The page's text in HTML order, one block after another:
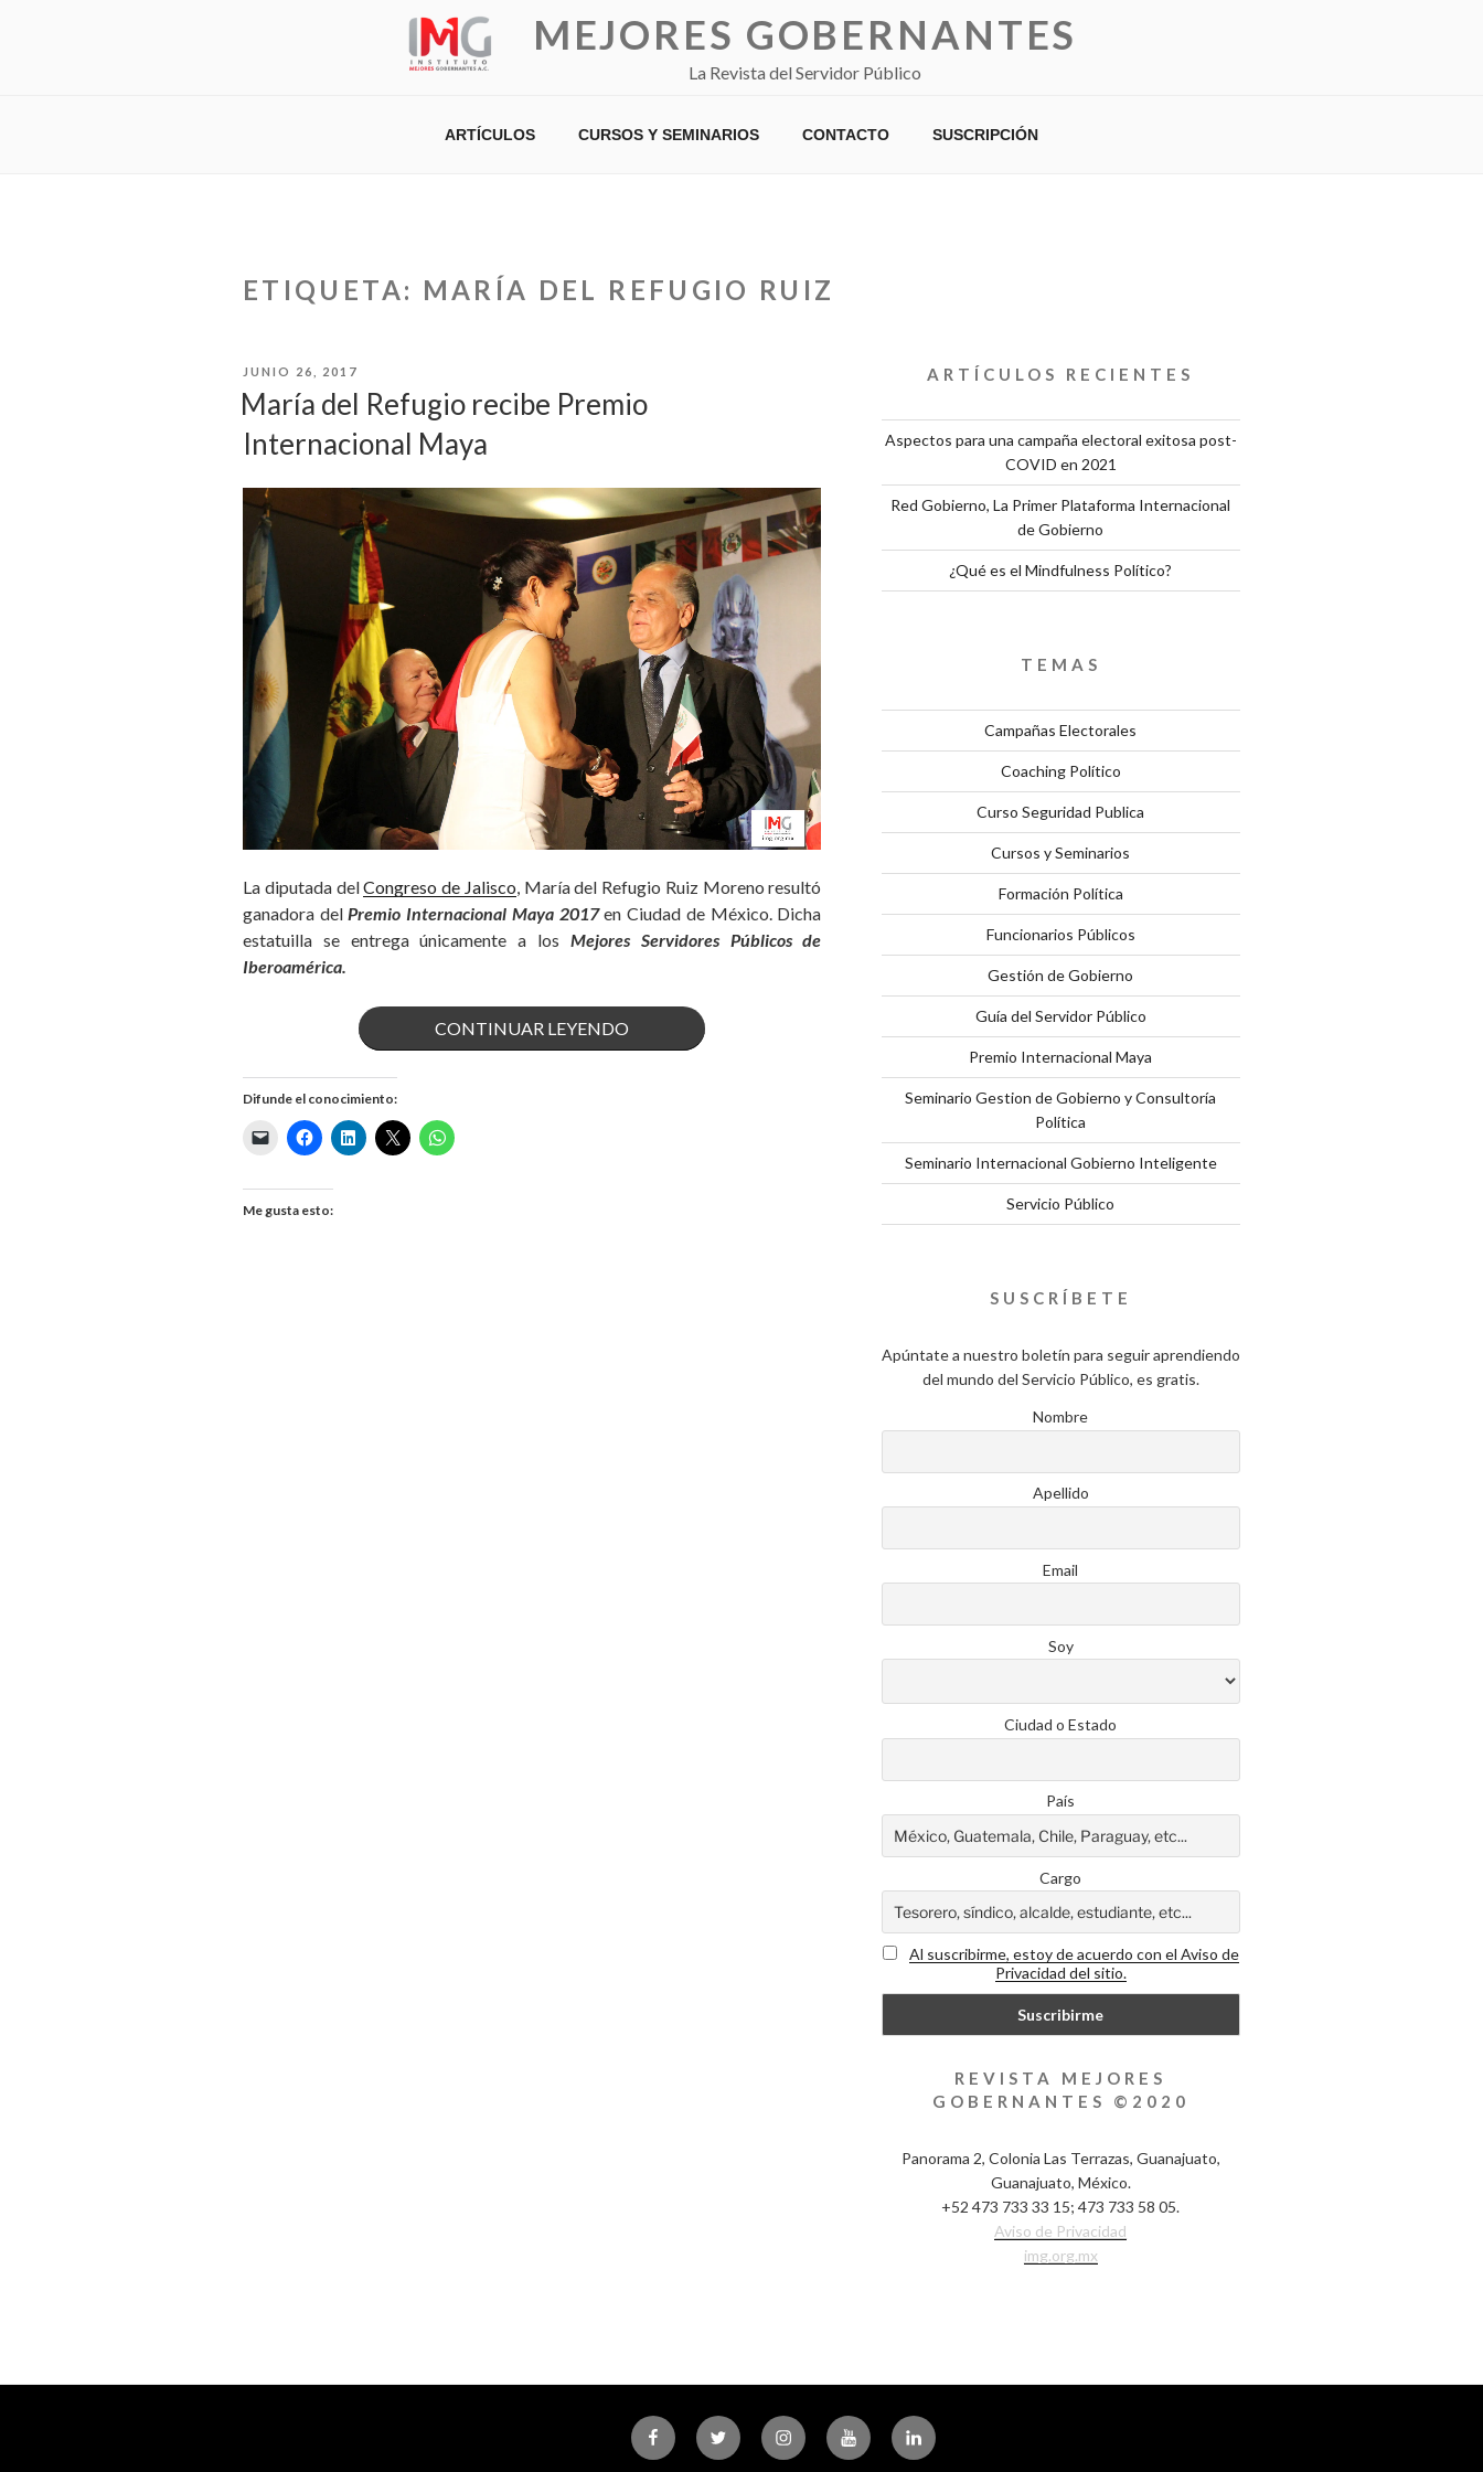
MEJORES GOBERNANTES
La Revista del Servidor Público
ARTÍCULOS CURSOS Y SEMINARIOS CONTACTO SUSCRIPCIÓN
ETIQUETA: MARÍA DEL REFUGIO RUIZ
PUBLICADO
JUNIO 26, 2017
María del Refugio recibe Premio
Internacional Maya
La diputada delCongreso de Jalisco, María del Refugio Ruiz Moreno resultó
ganadora delPremio Internacional Maya 2017en Ciudad de México. Dicha
estatuilla se entrega únicamente a los Mejores Servidores Públicos de
Iberoamérica.
CONTINUAR LEYENDO
Difunde el conocimiento:
Me gusta esto:
ARTÍCULOS RECIENTES
Aspectos para una campaña electoral exitosa post-
COVID en 2021
Red Gobierno, La Primer Plataforma Internacional
de Gobierno
¿Qué es el Mindfulness Político?
TEMAS
Campañas Electorales
Coaching Político
Curso Seguridad Publica
Cursos y Seminarios
Formación Política
Funcionarios Públicos
Gestión de Gobierno
Guía del Servidor Público
Premio Internacional Maya
Seminario Gestion de Gobierno y Consultoría
Política
Seminario Internacional Gobierno Inteligente
Servicio Público
SUSCRÍBETE
Apúntate a nuestro boletín para seguir aprendiendo
del mundo del Servicio Público, es gratis.
Nombre
Apellido
Email
Soy
Ciudad o Estado
País
Cargo
Al suscribirme, estoy de acuerdo con el Aviso de
Privacidad del sitio.
REVISTA MEJORES
GOBERNANTES ©2020
Panorama 2, Colonia Las Terrazas, Guanajuato,
Guanajuato, México.
+52 473 733 33 15; 473 733 58 05.
Aviso de Privacidad
img.org.mx
FacebookTwitter InstagramYoutube Linkedin